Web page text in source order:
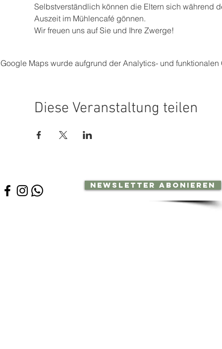
Selbstverständlich können die Eltern sich während
Auszeit im Mühlencafé gönnen.
Wir freuen uns auf Sie und Ihre Zwerge!
Google Maps wurde aufgrund der Analytics- und
Diese Veranstaltung teilen
Newsletter abonieren